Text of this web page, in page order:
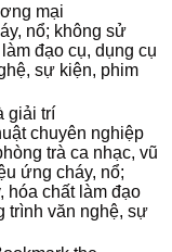
mại
nổ; không sử
đạo cụ, dụng cụ
sự kiện, phim
giải trí
chuyên nghiệp
trà ca nhạc, vũ
ứng cháy, nổ;
hóa chất làm đạo
trình văn nghệ, sự